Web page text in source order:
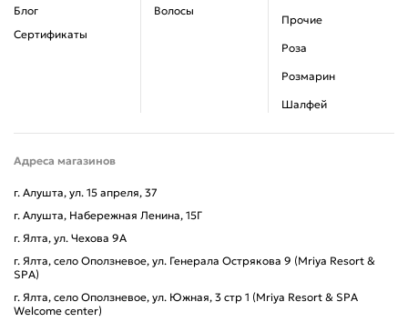
Блог
Сертификаты
Волосы
Прочие
Роза
Розмарин
Шалфей
Адреса магазинов
г. Алушта, ул. 15 апреля, 37
г. Алушта, Набережная Ленина, 15Г
г. Ялта, ул. Чехова 9А
г. Ялта, село Оползневое, ул. Генерала Острякова 9 (Mriya Resort &
SPA)
г. Ялта, село Оползневое, ул. Южная, 3 стр 1 (Mriya Resort & SPA
Welcome center)